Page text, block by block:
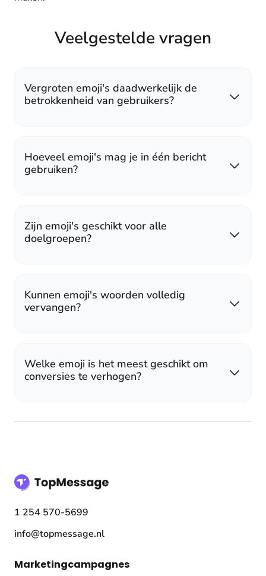
Veelgestelde vragen
Vergroten emoji's daadwerkelijk de
betrokkenheid van gebruikers?
Hoeveel emoji's mag je in één bericht
gebruiken?
Zijn emoji's geschikt voor alle
doelgroepen?
Kunnen emoji's woorden volledig
vervangen?
Welke emoji is het meest geschikt om
conversies te verhogen?
1 254 570-5699
info@topmessage.nl
Marketingcampagnes